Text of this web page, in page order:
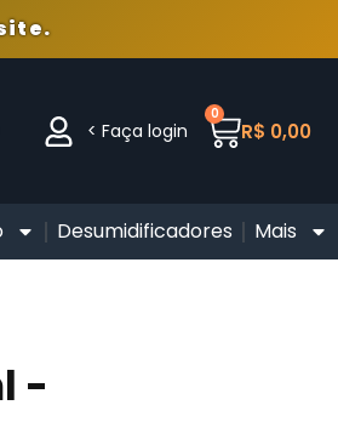
< Faça login R$ 0,00
0
Desumidificadores Mais
-